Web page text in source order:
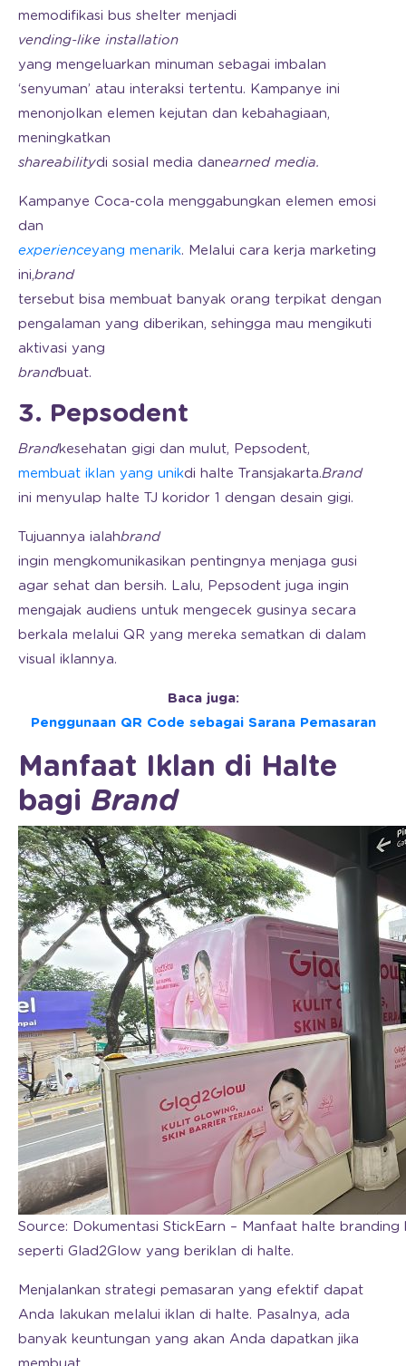
memodifikasi bus shelter menjadi
vending-like installation
yang mengeluarkan minuman sebagai imbalan
‘senyuman’ atau interaksi tertentu. Kampanye ini
menonjolkan elemen kejutan dan kebahagiaan,
meningkatkan
shareabilitydi sosial media danearned media.
Kampanye Coca-cola menggabungkan elemen emosi
dan
experienceyang menarik. Melalui cara kerja marketing
ini,brand
tersebut bisa membuat banyak orang terpikat dengan
pengalaman yang diberikan, sehingga mau mengikuti
aktivasi yang
brandbuat.
3. Pepsodent
Brandkesehatan gigi dan mulut, Pepsodent,
membuat iklan yang unikdi halte Transjakarta.Brand
ini menyulap halte TJ koridor 1 dengan desain gigi.
Tujuannya ialahbrand
ingin mengkomunikasikan pentingnya menjaga gusi
agar sehat dan bersih. Lalu, Pepsodent juga ingin
mengajak audiens untuk mengecek gusinya secara
berkala melalui QR yang mereka sematkan di dalam
visual iklannya.
Baca juga:
Penggunaan QR Code sebagai Sarana Pemasaran
Manfaat Iklan di Halte
bagi Brand
Source: Dokumentasi StickEarn – Manfaat halte
seperti Glad2Glow yang beriklan di halte.
Menjalankan strategi pemasaran yang efektif dapat
Anda lakukan melalui iklan di halte. Pasalnya, ada
banyak keuntungan yang akan Anda dapatkan jika